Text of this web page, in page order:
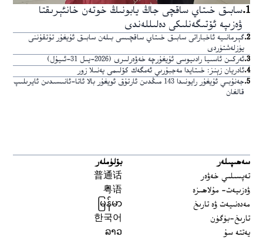
1
.سابىق خىتاي ساقچى جاڭ يابونىڭ خوتەن خانئېرىقتا
ۋەزىپە ئۆتىگەنلىكى دەلىللەندى
2
.گېرمانىيە ئاخباراتى سابىق خىتاي ساقچىسى بىلەن سابىق ئۇيغۇر تۇتقۇننى
يۈزلەشتۈردى
3
.ئەركىن ئاسىيا رادىيوسى ئۇيغۇرچە خەۋەرلىرى (2026-يىل 31-ئىيۇل)
4
.ئادريان زېنز: خىتايدا مەجبۇرىي ئەمگەك كۆلىمى يەنىلا زور
5
.
جەنۇبىي ئۇيغۇر رايونىدا 143 مىڭدىن ئارتۇق ئويغۇر بالا ئاتا-ئانىسىدىن ئايرىلىپ
قالغان
سەھىپىلەر
تەپسىلىي خەۋەر
ۋەزىيەت- مۇلاھىزە
مەدەنىيەت ۋە تارىخ
تارىخ-بۈگۈن
يەتتە سۇ
بۆلۈملەر
普通话
粤语
မြန်မာ
한국어
ລາວ